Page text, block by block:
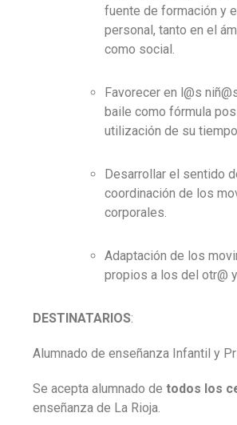
fuente de formación y
personal, tanto en el
como social.
Favorecer en l@s
baile como fórmula
utilización de su
Desarrollar el sentido
coordinación de los
corporales.
Adaptación de los
propios a los del otr@
DESTINATARIOS:
Alumnado de enseñanza Infantil y
Se acepta alumnado detodos los
enseñanza de La Rioja.